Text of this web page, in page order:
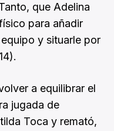
que Adelina
para añadir
y situarle por
a equilibrar el
jugada de
Toca y remató,